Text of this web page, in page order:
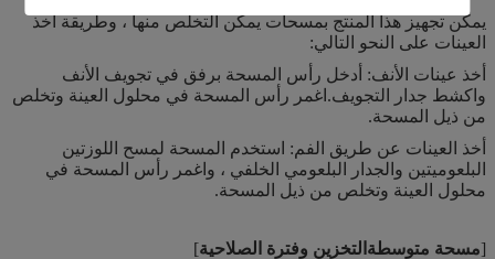
يمكن تجهيز هذا المنتج بمسحات يمكن التخلص منها ، وطريقة أخذ
العينات على النحو التالي:
أخذ عينات الأنف: أدخل رأس المسحة برفق في تجويف الأنف
واكشط جدار التجويف.اغمر رأس المسحة في محلول العينة وتخلص
من ذيل المسحة.
أخذ العينات عن طريق الفم: استخدم المسحة لمسح اللوزتين
البلعوميتين والجدار البلعومي الخلفي ، واغمر رأس المسحة في
محلول العينة وتخلص من ذيل المسحة.
[مسحة متوسطة التخزين وفترة الصلاحية]